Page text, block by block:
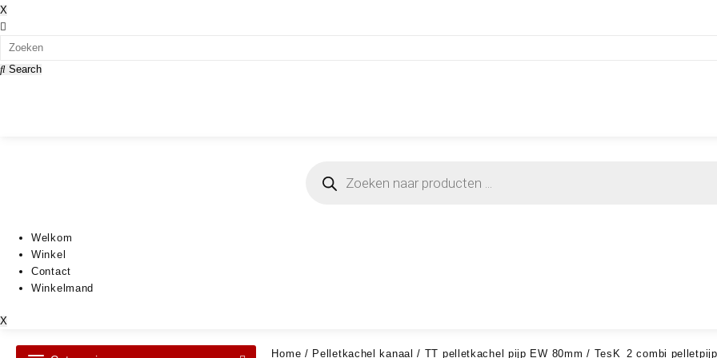
X
Search
zoeken
Welkom
Winkel
Contact
Winkelmand
X
Home / Pelletkachel kanaal / TT pelletkachel pijp EW 80mm / TesK_2 combi pelletpijp